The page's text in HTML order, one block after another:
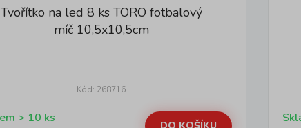
Tvořítko na led 8 ks TORO fotbalový
míč 10,5x10,5cm
Kód: 268716
Skladem > 10 ks
DO KOŠÍKU